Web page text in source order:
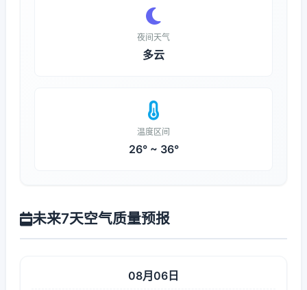
夜间天气
多云
温度区间
26° ~ 36°
未来7天空气质量预报
08月06日